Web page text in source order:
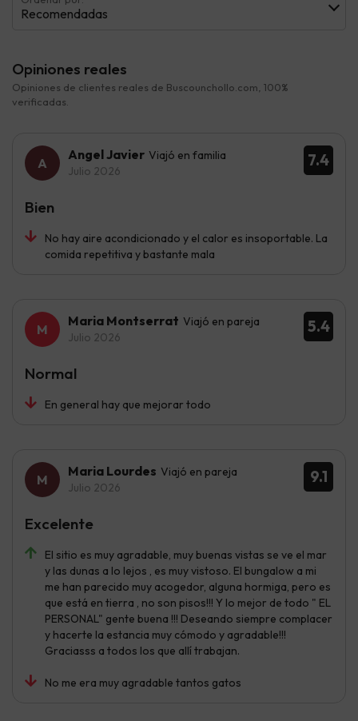
Recomendadas
Opiniones reales
Opiniones de clientes reales de Buscounchollo.com, 100%
verificadas.
7.4
Angel Javier Viajó en familia
Julio 2026
No hay aire acondicionado y el calor es insoportable. La
comida repetitiva y bastante mala
Bien
5.4
Maria Montserrat Viajó en pareja
Julio 2026
En general hay que mejorar todo
Normal
9.1
Maria Lourdes Viajó en pareja
Julio 2026
El sitio es muy agradable, muy buenas vistas se ve el mar
y las dunas a lo lejos , es muy vistoso. El bungalow a mi
me han parecido muy acogedor, alguna hormiga, pero es
que está en tierra , no son pisos!!! Y lo mejor de todo " EL
PERSONAL" gente buena !!! Deseando siempre complacer
y hacerte la estancia muy cómodo y agradable!!!
Graciasss a todos los que allí trabajan.
No me era muy agradable tantos gatos
Excelente